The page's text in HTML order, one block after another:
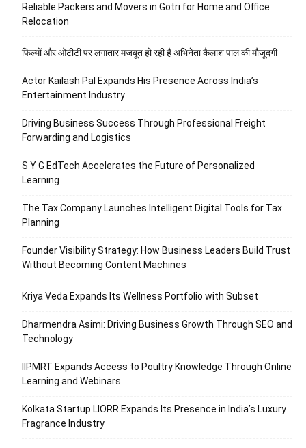
Reliable Packers and Movers in Gotri for Home and Office
Relocation
फिल्मों और ओटीटी पर लगातार मजबूत हो रही है अभिनेता कैलाश पाल की मौजूदगी
Actor Kailash Pal Expands His Presence Across India’s
Entertainment Industry
Driving Business Success Through Professional Freight
Forwarding and Logistics
S Y G EdTech Accelerates the Future of Personalized
Learning
The Tax Company Launches Intelligent Digital Tools for Tax
Planning
Founder Visibility Strategy: How Business Leaders Build Trust
Without Becoming Content Machines
Kriya Veda Expands Its Wellness Portfolio with Subset
Dharmendra Asimi: Driving Business Growth Through SEO and
Technology
IIPMRT Expands Access to Poultry Knowledge Through Online
Learning and Webinars
Kolkata Startup LIORR Expands Its Presence in India’s Luxury
Fragrance Industry